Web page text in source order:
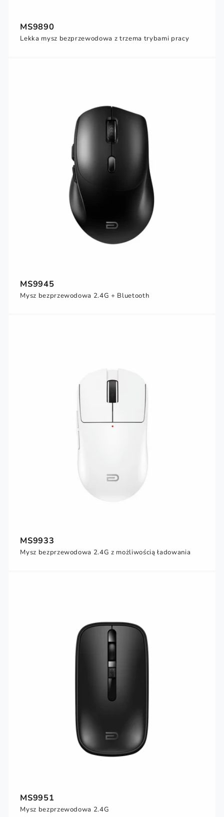
MS9890
Lekka mysz bezprzewodowa z trzema trybami pracy
MS9945
Mysz bezprzewodowa 2.4G + Bluetooth
MS9933
Mysz bezprzewodowa 2.4G z możliwością ładowania
MS9951
Mysz bezprzewodowa 2.4G